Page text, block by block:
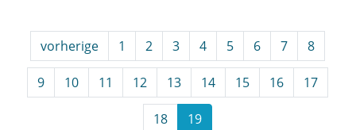
vorherige 1 2 3 4 5 6 7 8
9 10 11 12 13 14 15 16 17
18 19